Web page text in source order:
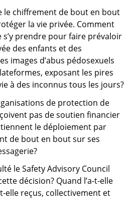
le chiffrement de bout en bout
la vie privée. Comment
s’y prendre pour faire prévaloir
des enfants et des
images d’abus pédosexuels
exposant les pires
à des inconnus tous les jours?
de protection de
pas de soutien financier
le déploiement par
de bout en bout sur ses
leSafety Advisory Council
décision? Quand l’a-t-elle
elle reçus, collectivement et